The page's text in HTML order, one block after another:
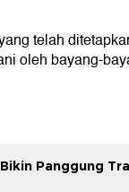
telah
oleh bayang-
Panggung